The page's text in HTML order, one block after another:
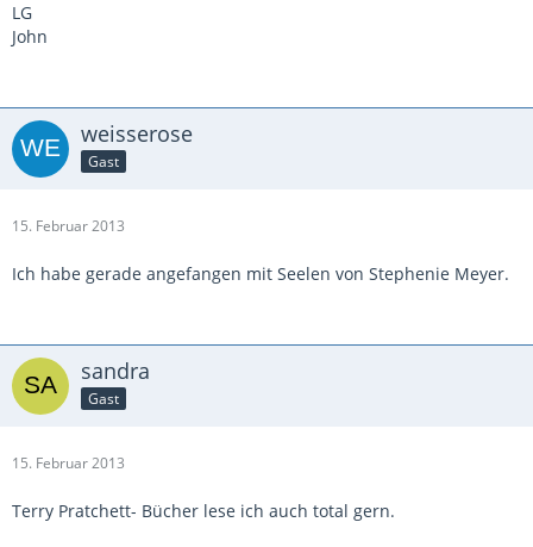
LG
John
weisserose
Gast
15. Februar 2013
Ich habe gerade angefangen mit Seelen von Stephenie Meyer.
sandra
Gast
15. Februar 2013
Terry Pratchett- Bücher lese ich auch total gern.